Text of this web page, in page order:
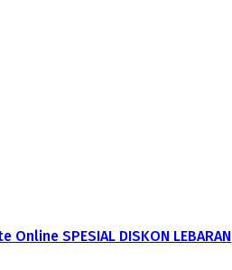
Online SPESIAL DISKON LEBARAN